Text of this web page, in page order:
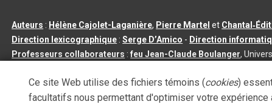
Auteurs : Hélène Cajolet-Laganière, Pierre Martel et
Direction lexicographique :Serge D’Amico - Direction
Professeurs collaborateurs :feu Jean-Claude Boulanger,
Tous droits réservés©Université de Sherbrooke |3.2.2- Dernière
Ce site Web utilise des fichiers témoins (cookies)
facultatifs nous permettant d'optimiser votre expérience